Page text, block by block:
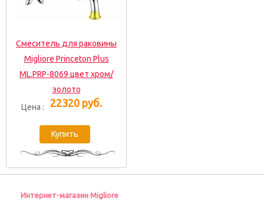
Смеситель для раковины
Migliore Princeton Plus
ML.PRP-8069 цвет хром/
золото
Цена :
22320 руб.
Интернет-магазин Migliore